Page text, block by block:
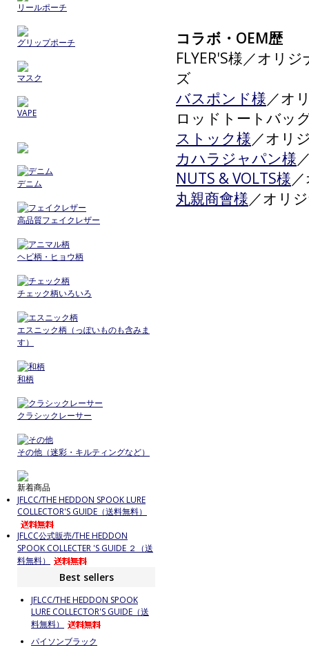
コラボ・OEM歴
FLYER'S様／オリ
ズ
バスポンド様／オ
ロッドトートバッ
ストック様／オリ
カハラジャパン様
NUTS & VOLTS様
丸親商會様／オリ
リールポーチ
グリップポーチ
マスク
VAPE
デニム
高品質フェイクレザー
ヘビ柄・ヒョウ柄
チェック柄いろいろ
エスニック柄（っぽいものも含みま
す）
和柄
クラシックレーサー
その他（迷彩・キルティングなど）
新着商品
JFLCC/THE HEDDON SPOOK LURE
COLLECTOR'S GUIDE（送料無料）
JFLCC公式販売/THE HEDDON
SPOOK COLLECTER 'S GUIDE ２（送
料無料）
Best sellers
JFLCC/THE HEDDON SPOOK
LURE COLLECTOR'S GUIDE（送
料無料）
パイソンブラック